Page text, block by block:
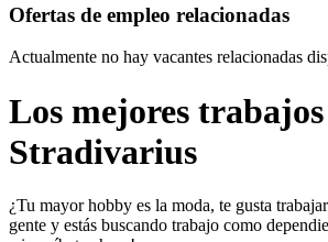
Ofertas de empleo relacionadas
Actualmente no hay vacantes relacionadas
Los mejores trabajos
Stradivarius
¿Tu mayor hobby es la moda, te gusta
gente y estás buscando trabajo como